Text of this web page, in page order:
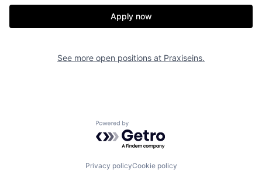
Apply now
See more open positions at Praxiseins.
Powered by Getro.com
Privacy policyCookie policy